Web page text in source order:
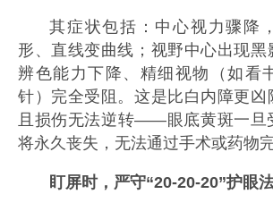
其症状包括：中心视力骤降
形、直线变曲线；视野中心出现黑
辨色能力下降、精细视物（如看
针）完全受阻。这是比白内障更凶
且损伤无法逆转——眼底黄斑一旦
将永久丧失，无法通过手术或药物完
盯屏时，严守“20-20-20”护眼